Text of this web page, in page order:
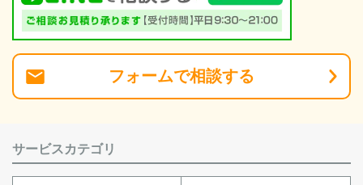
フォームで相談する
サービスカテゴリ